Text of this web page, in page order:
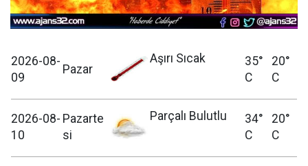
2026-08-
09
Pazar
Aşırı Sıcak
35°
C
20°
C
2026-08-
10
Pazarte
si
Parçalı Bulutlu
34°
C
20°
C